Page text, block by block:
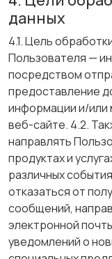
данных
4.1. Цель
Пользователя —
посредством
предоставление
информации и/
веб-сайте. 4.2.
направлять
продуктах и
различных
отказаться от
сообщений,
электронной
уведомлений о